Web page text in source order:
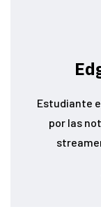
Estudiante
por las
streamer